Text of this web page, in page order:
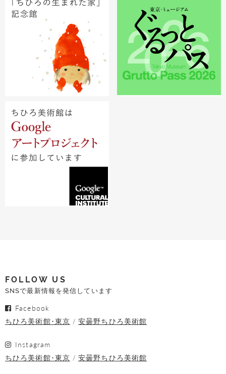
FOLLOW US
SNSで最新情報を発信しています
Facebook
ちひろ美術館･東京
安曇野ちひろ美術館
Instagram
ちひろ美術館･東京
安曇野ちひろ美術館